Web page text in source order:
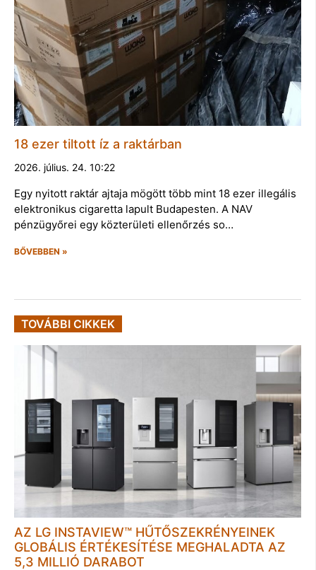
18 ezer tiltott íz a raktárban
2026. július. 24. 10:22
Egy nyitott raktár ajtaja mögött több mint 18 ezer illegális
elektronikus cigaretta lapult Budapesten. A NAV
pénzügyőrei egy közterületi ellenőrzés so…
BŐVEBBEN »
TOVÁBBI CIKKEK
AZ LG INSTAVIEW™ HŰTŐSZEKRÉNYEINEK
GLOBÁLIS ÉRTÉKESÍTÉSE MEGHALADTA AZ
5,3 MILLIÓ DARABOT